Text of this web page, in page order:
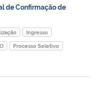
Confirmação de
Ingresso
Processo Seletivo